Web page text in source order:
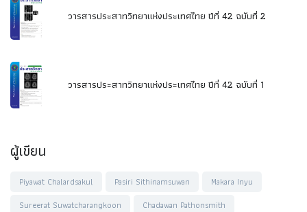
วารสารประสาทวิทยาแห่งประเทศไทย ปีที่ 42 ฉบับที่ 2
วารสารประสาทวิทยาแห่งประเทศไทย ปีที่ 42 ฉบับที่ 1
ผู้เขียน
Piyawat Chalardsakul Pasiri Sithinamsuwan
Makara Inyu
Sureerat Suwatcharangkoon
Chadawan Pathonsmith